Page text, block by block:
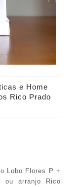
e Home
Rico Prado
Lobo Flores P +
ou arranjo Rico